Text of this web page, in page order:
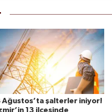
Ağustos’ta şalterler iniyor!
13 ilçesinde